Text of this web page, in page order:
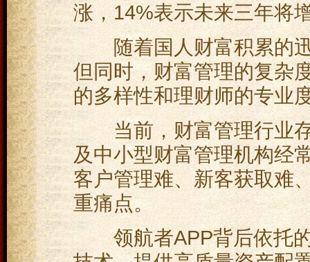
涨，14%表示未来三年将
随着国人财富积累的迅
但同时，财富管理的复杂
的多样性和理财师的专业
当前，财富管理行业存
及中小型财富管理机构经
客户管理难、新客获取难
重痛点。
领航者APP背后依托的